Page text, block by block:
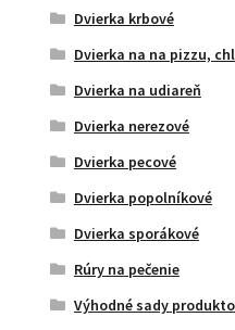
Dvierka krbové
Dvierka na na pizzu,
Dvierka na udiareň
Dvierka nerezové
Dvierka pecové
Dvierka popolníkové
Dvierka sporákové
Rúry na pečenie
Výhodné sady